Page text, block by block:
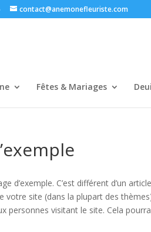
contact@anemonefleuriste.com
Fêtes & Mariages
d’exemple. C’est différent d’un
votre site (dans la plupart des
personnes visitant le site. Cela